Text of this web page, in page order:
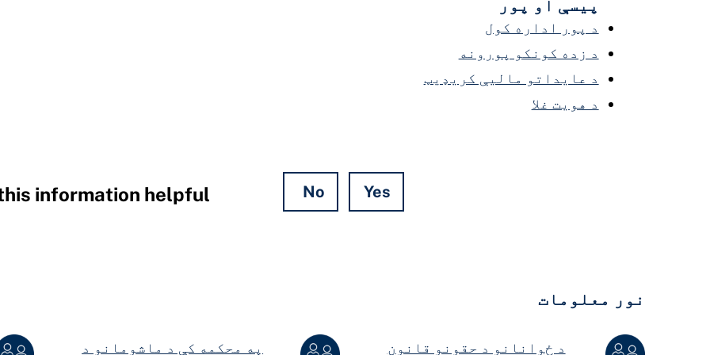
پیسې او پور
د پور اداره کول
د زده کونکو پورونه
د عایداتو مالیې کریډیټ
د هویت غلا
information helpful? Yes
No
نور معلومات
د ځوانانو د حقونو قانون
په محکمه کې د ماشومانو د